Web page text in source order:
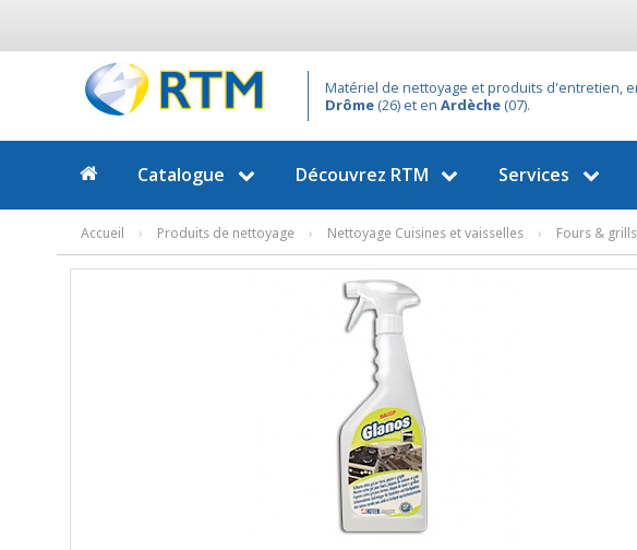
Matériel de nettoyage et produits d'entretien,
Drôme (26) et en Ardèche (07).
Catalogue Découvrez RTM Services
Accueil › Produits de nettoyage › Nettoyage Cuisines et vaisselles › Fours & grills